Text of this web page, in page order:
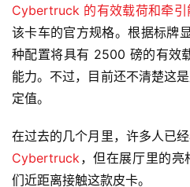
Cybertruck 的有效载荷和牵引
该卡车的官方规格。根据标牌
种配置将具有 2500 磅的有效
能力。不过，目前还不清楚这
定值。
在过去的几个月里，许多人已
Cybertruck ，但在展厅里的
们近距离接触这款皮卡。